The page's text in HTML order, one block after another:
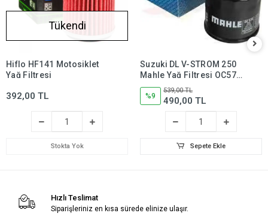
Tükendi
Hiflo HF141 Motosiklet
Yağ Filtresi
392,00 TL
Stokta Yok
Suzuki DL V-STROM 250
Mahle Yağ Filtresi OC574,
dl250,dlv250
%9
539,00 TL
490,00 TL
Sepete Ekle
Hızlı Teslimat
Siparişleriniz en kısa sürede elinize ulaşır.